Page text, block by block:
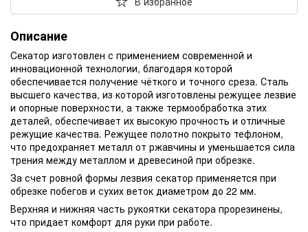
Описание
Cекатор изготовлен с применением современной и
инновационной технологии, благодаря которой
обеспечивается получение чёткого и точного среза. Сталь
высшего качества, из которой изготовлены режущее лезвие
и опорные поверхности, а также термообработка этих
деталей, обеспечивает их высокую прочность и отличные
режущие качества. Режущее полотно покрыто тефлоном,
что предохраняет металл от ржавчины и уменьшается сила
трения между металлом и древесиной при обрезке.
За счет ровной формы лезвия секатор применяется при
обрезке побегов и сухих веток диаметром до 22 мм.
Верхняя и нижняя часть рукоятки секатора прорезинены,
что придает комфорт для руки при работе.